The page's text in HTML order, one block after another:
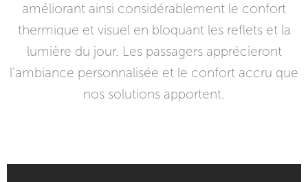
améliorant ainsi considérablement le confort
thermique et visuel en bloquant les reflets et la
lumière du jour. Les passagers apprécieront
l’ambiance personnalisée et le confort accru que
nos solutions apportent.​